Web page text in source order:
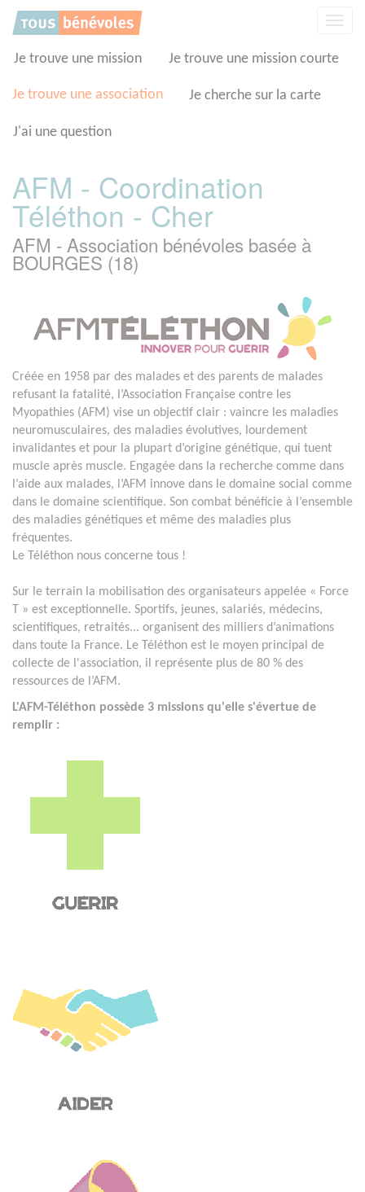
Je trouve une mission Je trouve une mission courte
Je trouve une association Je cherche sur la carte
J'ai une question
AFM - Coordination
Téléthon - Cher
AFM - Association bénévoles basée à
BOURGES (18)
Créée en 1958 par des malades et des parents de malades
refusant la fatalité, l’Association Française contre les
Myopathies (AFM) vise un objectif clair : vaincre les maladies
neuromusculaires, des maladies évolutives, lourdement
invalidantes et pour la plupart d’origine génétique, qui tuent
muscle après muscle. Engagée dans la recherche comme dans
l’aide aux malades, l’AFM innove dans le domaine social comme
dans le domaine scientifique. Son combat bénéficie à l’ensemble
des maladies génétiques et même des maladies plus
fréquentes.
Le Téléthon nous concerne tous !
Sur le terrain la mobilisation des organisateurs appelée « Force
T » est exceptionnelle. Sportifs, jeunes, salariés, médecins,
scientifiques, retraités... organisent des milliers d’animations
dans toute la France. Le Téléthon est le moyen principal de
collecte de l'association, il représente plus de 80 % des
ressources de l’AFM.
L'AFM-Téléthon possède 3 missions qu'elle s'évertue de
remplir :
Panneau de gestion des cookies